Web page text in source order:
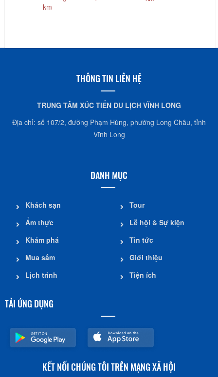
THÔNG TIN LIÊN HỆ
TRUNG TÂM XÚC TIẾN DU LỊCH VĨNH LONG
Địa chỉ: số 107/2, đường Phạm Hùng, phường Long Châu, tỉnh
Vĩnh Long
DANH MỤC
Khách sạn
Ẩm thực
Khám phá
Mua sắm
Lịch trình
Tour
Lễ hội & Sự kiện
Tin tức
Giới thiệu
Tiện ích
TẢI ỨNG DỤNG
KẾT NỐI CHÚNG TÔI TRÊN MẠNG XÃ HỘI